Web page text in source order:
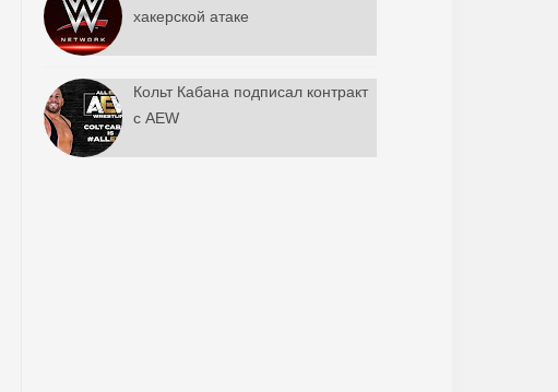
хакерской атаке
Кольт Кабана подписал контракт
с AEW